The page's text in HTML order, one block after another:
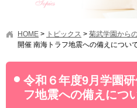
アクセス
情報公開
学園ニュース
HOME > トピックス > 菊武学園から
開催 南海トラフ地震への備えについ
令和６年度9月学園
フ地震への備えにつ